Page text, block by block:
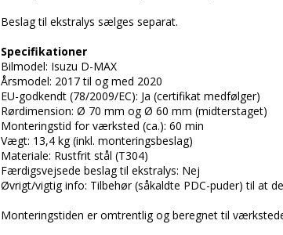
Beslag til ekstralys sælges separat.
Specifikationer
Bilmodel: Isuzu D-MAX
Årsmodel: 2017 til og med 2020
EU-godkendt (78/2009/EC): Ja (certifikat medfølger)
Rørdimension: Ø 70 mm og Ø 60 mm (midterstaget)
Monteringstid for værksted (ca.): 60 min
Vægt: 13,4 kg (inkl. monteringsbeslag)
Materiale: Rustfrit stål (T304)
Færdigsvejsede beslag til ekstralys: Nej
Øvrigt/vigtig info: Tilbehør (såkaldte PDC-puder) til at
Monteringstiden er omtrentlig og beregnet til